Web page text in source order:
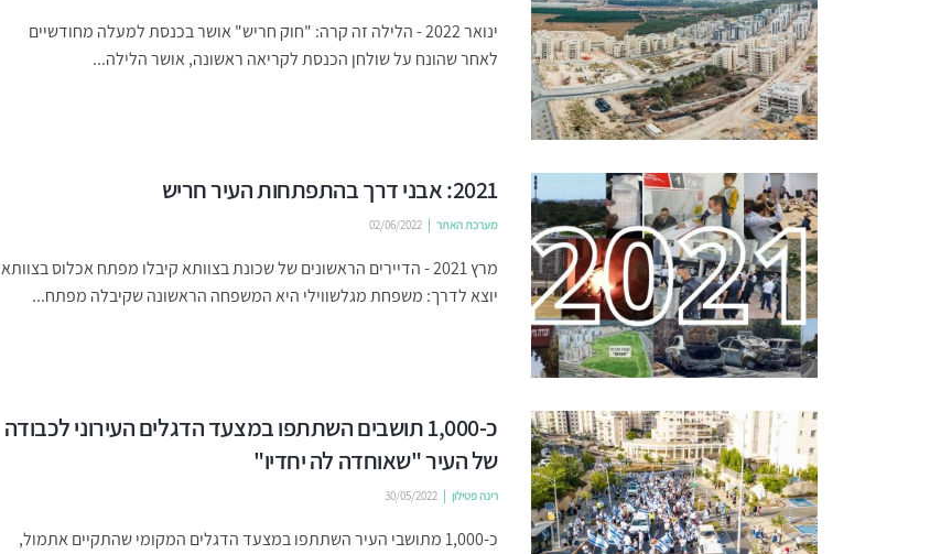
ינואר 2022 - הלילה זה קרה: "חוק חריש" אושר בכנסת למעלה מחודשיים
לאחר שהונח על שולחן הכנסת לקריאה ראשונה, אושר הלילה...
2021: אבני דרך בהתפתחות העיר חריש
מערכת האתר 02/06/2022
מרץ 2021 - הדיירים הראשונים של שכונת בצוותא קיבלו מפתח אכלוס בצוותא
יוצא לדרך: משפחת מגלשווילי היא המשפחה הראשונה שקיבלה מפתח...
כ-1,000 תושבים השתתפו במצעד הדגלים העירוני לכבודה
של העיר "שאוחדה לה יחדיו"
רינה פטילון 30/05/2022
כ-1,000 מתושבי העיר השתתפו במצעד הדגלים המקומי שהתקיים אתמול,